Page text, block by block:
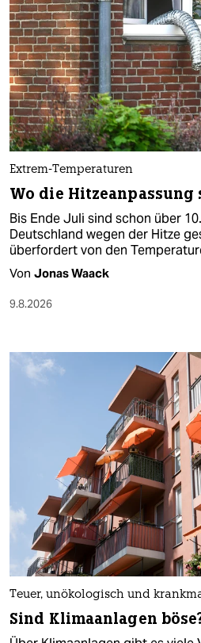
Extrem-Temperaturen
Wo die Hitzeanpassung
Bis Ende Juli sind schon über
Deutschland wegen der Hitze
überfordert von den
Von Jonas Waack
9.8.2026
Teuer, unökologisch und
Sind Klimaanlagen